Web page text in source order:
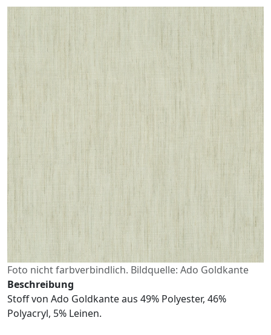
Foto nicht farbverbindlich. Bildquelle: Ado Goldkante
Beschreibung
Stoff von Ado Goldkante aus 49% Polyester, 46%
Polyacryl, 5% Leinen.